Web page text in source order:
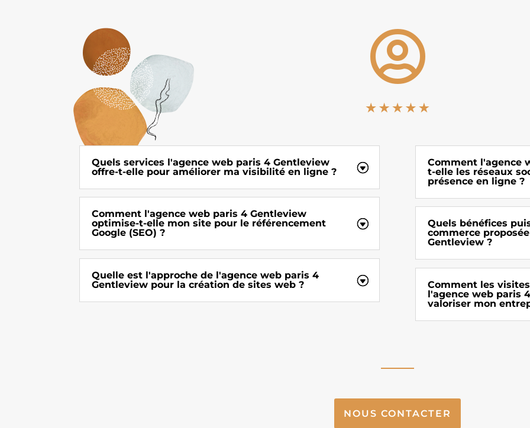

Quels services l'agence web paris 4 Gentleview
offre-t-elle pour améliorer ma visibilité en ligne ?
Comment l'agence web paris 4 Gentleview
optimise-t-elle mon site pour le référencement
Google (SEO) ?
Quelle est l'approche de l'agence web paris 4
Gentleview pour la création de sites web ?
Comment l'agence
t-elle les réseaux
présence en ligne ?
Quels bénéfices
commerce
Gentleview ?
Comment les
l'agence web paris
valoriser mon
NOUS CONTACTER